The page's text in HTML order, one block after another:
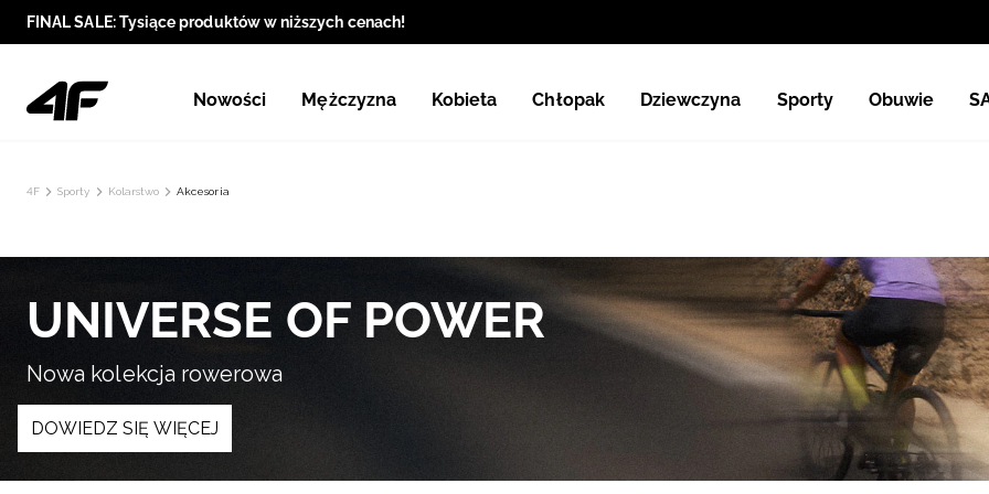
FINAL SALE: Tysiące produktów w niższych cenach!
Nowości Mężczyzna Kobieta Chłopak Dziewczyna Sporty Obuwie
4F Sporty Kolarstwo Akcesoria
UNIVERSE OF POWER
Nowa kolekcja rowerowa
DOWIEDZ SIĘ WIĘCEJ